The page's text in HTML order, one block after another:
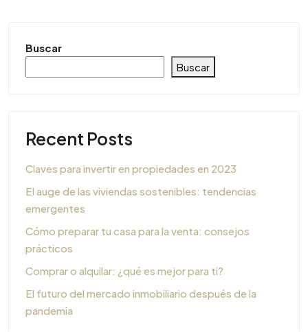
Buscar
Buscar
Recent Posts
Claves para invertir en propiedades en 2023
El auge de las viviendas sostenibles: tendencias
emergentes
Cómo preparar tu casa para la venta: consejos
prácticos
Comprar o alquilar: ¿qué es mejor para ti?
El futuro del mercado inmobiliario después de la
pandemia